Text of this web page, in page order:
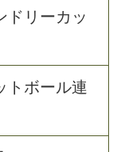
リーカッ
トボール連